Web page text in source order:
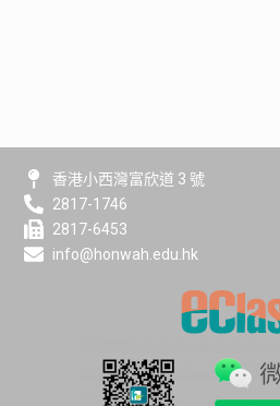
香港小西灣富欣道 3 號
2817-1746
2817-6453
info@honwah.edu.hk